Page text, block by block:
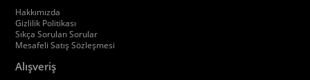
Hakkımızda
Gizlilik Politikası
Sıkça Sorulan Sorular
Mesafeli Satış Sözleşmesi
Alışveriş